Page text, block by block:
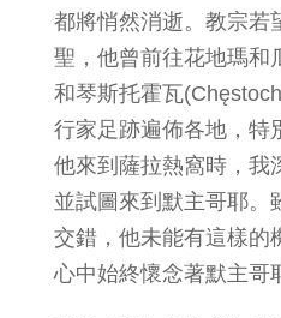
都將悄然消逝。教宗若
聖，他曾前往花地瑪和
和琴斯托霍瓦
行家足跡遍佈各地，特
他來到薩拉熱窩時，我
並試圖來到默主哥耶。
交錯，他未能有這樣的
心中始終懷念著默主哥